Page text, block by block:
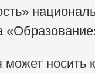
носить